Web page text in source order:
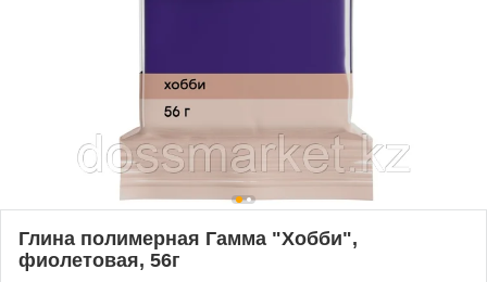
Глина полимерная Гамма "Хобби",
фиолетовая, 56г